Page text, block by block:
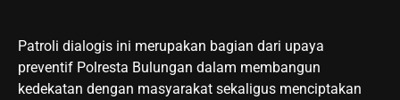
Patroli dialogis ini merupakan bagian dari upaya
preventif Polresta Bulungan dalam membangun
kedekatan dengan masyarakat sekaligus menciptakan